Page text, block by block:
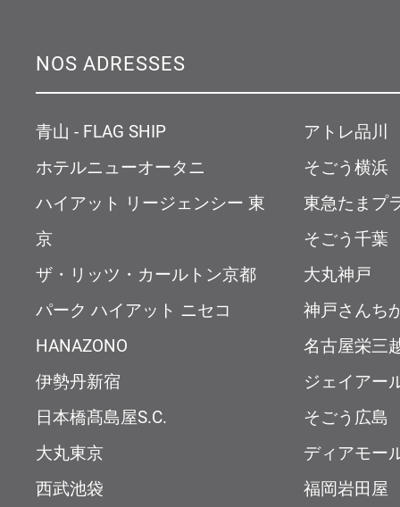
NOS ADRESSES
青山 - FLAG SHIP
ホテルニューオータニ
ハイアット リージェンシー 東
京
ザ・リッツ・カールトン京都
パーク ハイアット ニセコ
HANAZONO
伊勢丹新宿
日本橋髙島屋S.C.
大丸東京
西武池袋
アトレ品川
そごう横浜
東急たまプ
そごう千葉
大丸神戸
神戸さんち
名古屋栄三
ジェイアー
そごう広島
ディアモー
福岡岩田屋